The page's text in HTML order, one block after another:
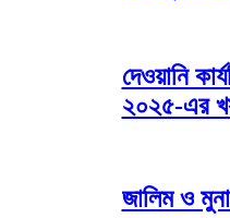
দেওয়ানি
২০২৫-এর
জালিম ও